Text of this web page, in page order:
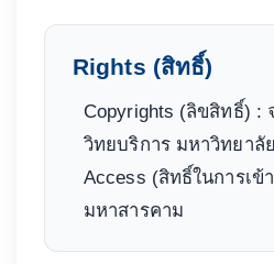
Rights (สิทธิ์)
Copyrights (ลิขสิทธิ์) :
วิทยบริการ มหาวิทยาลั
Access (สิทธิ์ในการเข้
มหาสารคาม